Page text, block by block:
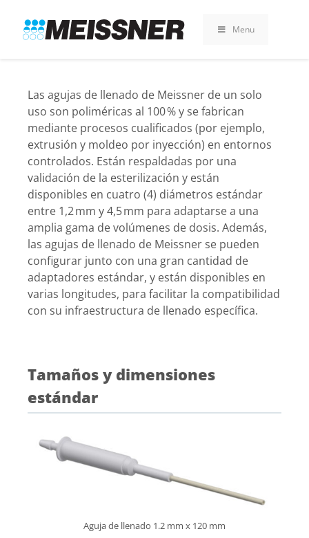
search
footer
contenido
Menu
Las agujas de llenado de Meissner de un solo
uso son poliméricas al 100 % y se fabrican
mediante procesos cualificados (por ejemplo,
extrusión y moldeo por inyección) en entornos
controlados. Están respaldadas por una
validación de la esterilización y están
disponibles en cuatro (4) diámetros estándar
entre 1,2 mm y 4,5 mm para adaptarse a una
amplia gama de volúmenes de dosis. Además,
las agujas de llenado de Meissner se pueden
configurar junto con una gran cantidad de
adaptadores estándar, y están disponibles en
varias longitudes, para facilitar la compatibilidad
con su infraestructura de llenado específica.
Tamaños y dimensiones
estándar
Aguja de llenado 1.2 mm x 120 mm